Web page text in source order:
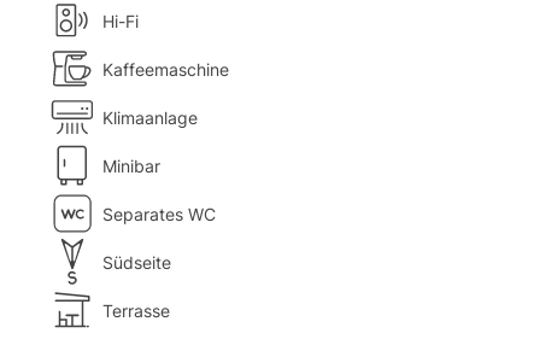
Hi-Fi
Kaffeemaschine
Klimaanlage
Minibar
Separates WC
Südseite
Terrasse